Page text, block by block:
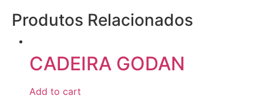
Produtos Relacionados
CADEIRA GODAN
Add to cart